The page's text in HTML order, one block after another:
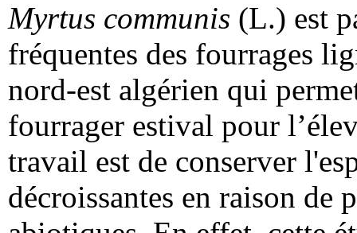
Myrtus communis (L.) est
fréquentes des fourrages
nord-est algérien qui
fourrager estival pour
travail est de conserver
décroissantes en raison de